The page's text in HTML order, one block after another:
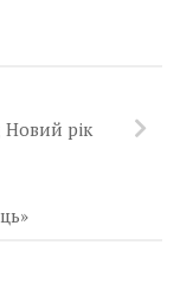
Новий рік